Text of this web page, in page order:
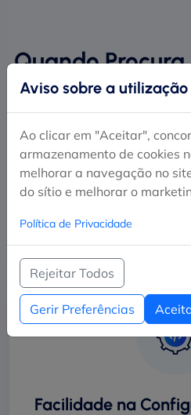
Quando
Escolha a
Dedique-se inteiramente ao
de todas as complicações
servidores. O nosso
desempenho superior e
Facilidade na
Aviso sobre a
Ao clicar em "Aceitar",
armazenamento de cookies
melhorar a navegação no
do sítio e melhorar o
Política de Privacidade
Rejeitar Todos
Gerir Preferências